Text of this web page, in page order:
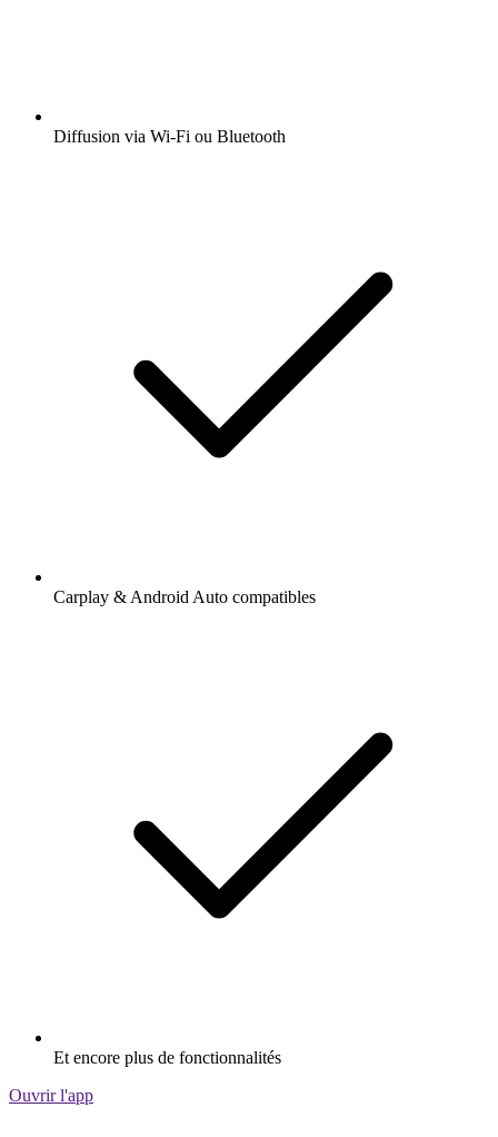
Diffusion via Wi-Fi ou Bluetooth
Carplay & Android Auto compatibles
Et encore plus de fonctionnalités
Ouvrir l'app